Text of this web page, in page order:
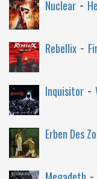
Nuclear
Rebellix -
Inquisitor -
Erben Des